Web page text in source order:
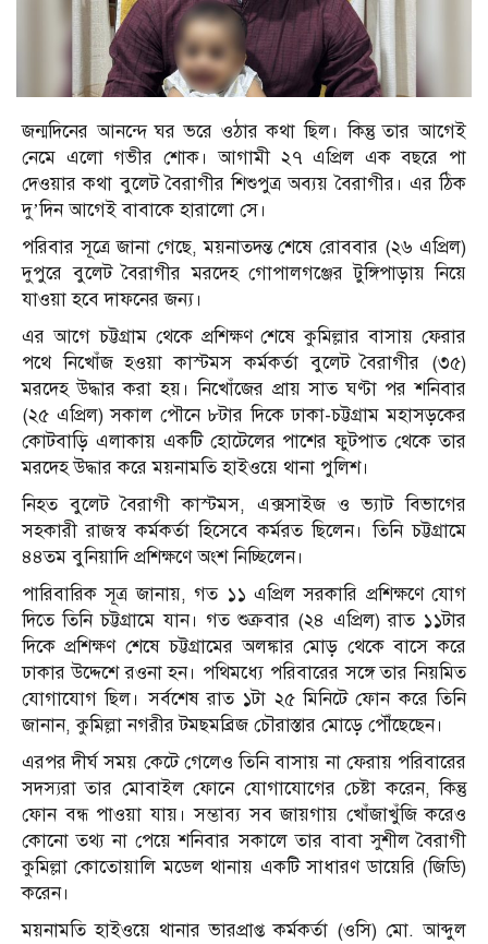
জন্মদিনের আনন্দে ঘর ভরে ওঠার কথা ছিল। কিন্তু তার আগেই
নেমে এলো গভীর শোক। আগামী ২৭ এপ্রিল এক বছরে পা
দেওয়ার কথা বুলেট বৈরাগীর শিশুপুত্র অব্যয় বৈরাগীর। এর ঠিক
দু’দিন আগেই বাবাকে হারালো সে।
পরিবার সূত্রে জানা গেছে, ময়নাতদন্ত শেষে রোববার (২৬ এপ্রিল)
দুপুরে বুলেট বৈরাগীর মরদেহ গোপালগঞ্জের টুঙ্গিপাড়ায় নিয়ে
যাওয়া হবে দাফনের জন্য।
এর আগে চট্টগ্রাম থেকে প্রশিক্ষণ শেষে কুমিল্লার বাসায় ফেরার
পথে নিখোঁজ হওয়া কাস্টমস কর্মকর্তা বুলেট বৈরাগীর (৩৫)
মরদেহ উদ্ধার করা হয়। নিখোঁজের প্রায় সাত ঘণ্টা পর শনিবার
(২৫ এপ্রিল) সকাল পৌনে ৮টার দিকে ঢাকা-চট্টগ্রাম মহাসড়কের
কোটবাড়ি এলাকায় একটি হোটেলের পাশের ফুটপাত থেকে তার
মরদেহ উদ্ধার করে ময়নামতি হাইওয়ে থানা পুলিশ।
নিহত বুলেট বৈরাগী কাস্টমস, এক্সসাইজ ও ভ্যাট বিভাগের
সহকারী রাজস্ব কর্মকর্তা হিসেবে কর্মরত ছিলেন। তিনি চট্টগ্রামে
৪৪তম বুনিয়াদি প্রশিক্ষণে অংশ নিচ্ছিলেন।
পারিবারিক সূত্র জানায়, গত ১১ এপ্রিল সরকারি প্রশিক্ষণে যোগ
দিতে তিনি চট্টগ্রামে যান। গত শুক্রবার (২৪ এপ্রিল) রাত ১১টার
দিকে প্রশিক্ষণ শেষে চট্টগ্রামের অলঙ্কার মোড় থেকে বাসে করে
ঢাকার উদ্দেশে রওনা হন। পথিমধ্যে পরিবারের সঙ্গে তার নিয়মিত
যোগাযোগ ছিল। সর্বশেষ রাত ১টা ২৫ মিনিটে ফোন করে তিনি
জানান, কুমিল্লা নগরীর টমছমব্রিজ চৌরাস্তার মোড়ে পৌঁছেছেন।
এরপর দীর্ঘ সময় কেটে গেলেও তিনি বাসায় না ফেরায় পরিবারের
সদস্যরা তার মোবাইল ফোনে যোগাযোগের চেষ্টা করেন, কিন্তু
ফোন বন্ধ পাওয়া যায়। সম্ভাব্য সব জায়গায় খোঁজাখুঁজি করেও
কোনো তথ্য না পেয়ে শনিবার সকালে তার বাবা সুশীল বৈরাগী
কুমিল্লা কোতোয়ালি মডেল থানায় একটি সাধারণ ডায়েরি (জিডি)
করেন।
ময়নামতি হাইওয়ে থানার ভারপ্রাপ্ত কর্মকর্তা (ওসি) মো. আব্দুল